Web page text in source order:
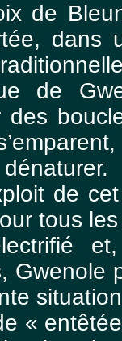
de
dans
de
des
de
tous
Gwenole
«